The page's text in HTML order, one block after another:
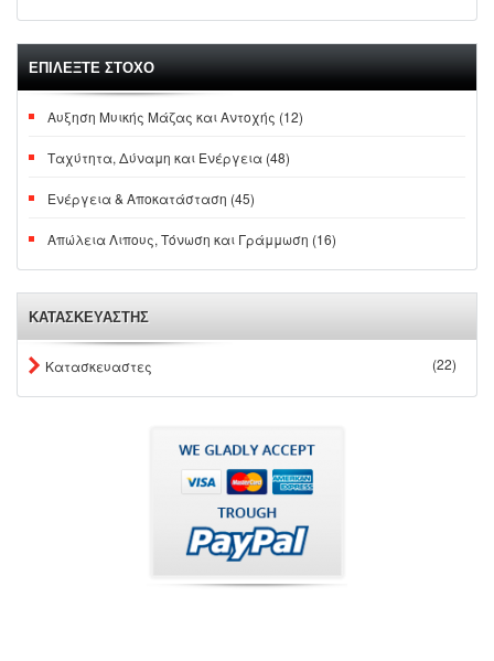
ΕΠΙΛΕΞΤΕ ΣΤΟΧΟ
Αυξηση Μυικής Μάζας και Αντοχής (12)
Ταχύτητα, Δύναμη και Ενέργεια (48)
Ενέργεια & Αποκατάσταση (45)
Απώλεια Λιπους, Τόνωση και Γράμμωση (16)
ΚΑΤΑΣΚΕΥΑΣΤΗΣ
Κατασκευαστες (22)